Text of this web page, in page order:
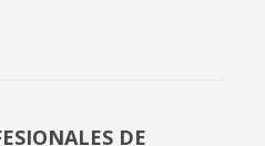
DE